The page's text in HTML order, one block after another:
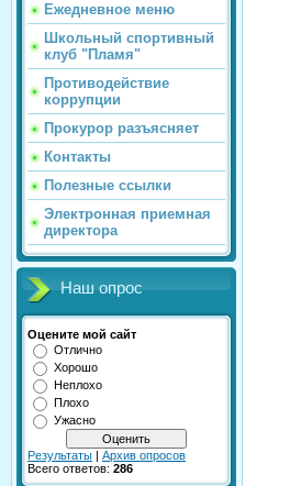
Ежедневное меню
Школьный спортивный
клуб "Пламя"
Противодействие
коррупции
Прокурор разъясняет
Контакты
Полезные ссылки
Электронная приемная
директора
Наш опрос
Оцените мой сайт
Отлично
Хорошо
Неплохо
Плохо
Ужасно
Результаты | Архив опросов
Всего ответов: 286